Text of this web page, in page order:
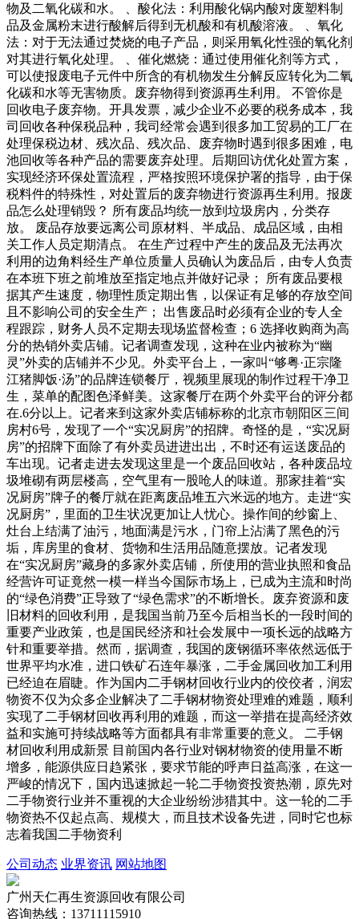
物及二氧化碳和水。 、酸化法：利用酸化锅内酸对废塑料制
品及金属粉末进行酸解后得到无机酸和有机酸溶液。 、氧化
法：对于无法通过焚烧的电子产品，则采用氧化性强的氧化剂
对其进行氧化处理。 、催化燃烧：通过使用催化剂等方式，
可以使报废电子元件中所含的有机物发生分解反应转化为二氧
化碳和水等无害物质。废弃物得到资源再生利用。 不管你是
回收电子废弃物。开具发票，减少企业不必要的税务成本，我
司回收各种保税品种，我司经常会遇到很多加工贸易的工厂在
处理保税边材、残次品、残次品、废弃物时遇到很多困难，电
池回收等各种产品的需要废弃处理。后期回访优化处置方案，
实现经济环保处置流程，严格按照环境保护署的指导，由于保
税料件的特殊性，对处置后的废弃物进行资源再生利用。报废
品怎么处理销毁？ 所有废品均统一放到垃圾房内，分类存
放。 废品存放要远离公司原材料、半成品、成品区域，由相
关工作人员定期清点。 在生产过程中产生的废品及无法再次
利用的边角料经生产单位质量人员确认为废品后，由专人负责
在本班下班之前堆放至指定地点并做好记录； 所有废品要根
据其产生速度，物理性质定期出售，以保证有足够的存放空间
且不影响公司的安全生产； 出售废品时必须有企业的专人全
程跟踪，财务人员不定期去现场监督检查；6 选择收购商为高
分的热销外卖店铺。记者调查发现，这种在业内被称为“幽
灵”外卖的店铺并不少见。外卖平台上，一家叫“够粤·正宗隆
江猪脚饭·汤”的品牌连锁餐厅，视频里展现的制作过程干净卫
生，菜单的配图色泽鲜美。这家餐厅在两个外卖平台的评分都
在.6分以上。记者来到这家外卖店铺标称的北京市朝阳区三间
房村6号，发现了一个“实况厨房”的招牌。奇怪的是，“实况厨
房”的招牌下面除了有外卖员进进出出，不时还有运送废品的
车出现。记者走进去发现这里是一个废品回收站，各种废品垃
圾堆砌有两层楼高，空气里有一股呛人的味道。那家挂着“实
况厨房”牌子的餐厅就在距离废品堆五六米远的地方。走进“实
况厨房”，里面的卫生状况更加让人忧心。操作间的纱窗上、
灶台上结满了油污，地面满是污水，门帘上沾满了黑色的污
垢，库房里的食材、货物和生活用品随意摆放。记者发现
在“实况厨房”藏身的多家外卖店铺，所使用的营业执照和食品
经营许可证竟然一模一样当今国际市场上，已成为主流和时尚
的“绿色消费”正导致了“绿色需求”的不断增长。废弃资源和废
旧材料的回收利用，是我国当前乃至今后相当长的一段时间的
重要产业政策，也是国民经济和社会发展中一项长远的战略方
针和重要举措。然而，据调查，我国的废钢循环率依然远低于
世界平均水准，进口铁矿石连年暴涨，二手金属回收加工利用
已经迫在眉睫。作为国内二手钢材回收行业内的佼佼者，润宏
物资不仅为众多企业解决了二手钢材物资处理难的难题，顺利
实现了二手钢材回收再利用的难题，而这一举措在提高经济效
益和实施可持续战略等方面都具有非常重要的意义。 二手钢
材回收利用成新景 目前国内各行业对钢材物资的使用量不断
增多，能源供应日趋紧张，要求节能的呼声日益高涨，在这一
严峻的情况下，国内迅速掀起一轮二手物资投资热潮，原先对
二手物资行业并不重视的大企业纷纷涉猎其中。这一轮的二手
物资热不仅起点高、规模大，而且技术设备先进，同时它也标
志着我国二手物资利
公司动态 业界资讯 网站地图
广州天仁再生资源回收有限公司
咨询热线：13711115910